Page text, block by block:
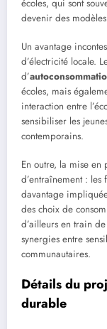
écoles, qui sont
devenir des
Un avantage
d’électricité locale.
d’
écoles, mais
interaction entre
sensibiliser les
contemporains.
En outre, la mise en
d’entraînement : les
davantage
des choix de
d’ailleurs en train
synergies entre
communautaires.
Détails du
durable